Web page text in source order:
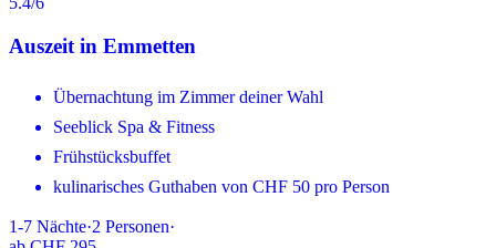
Auszeit in Emmetten
Übernachtung im Zimmer deiner Wahl
Seeblick Spa & Fitness
Frühstücksbuffet
kulinarisches Guthaben von CHF 50 pro Person
1-7 Nächte·2 Personen·